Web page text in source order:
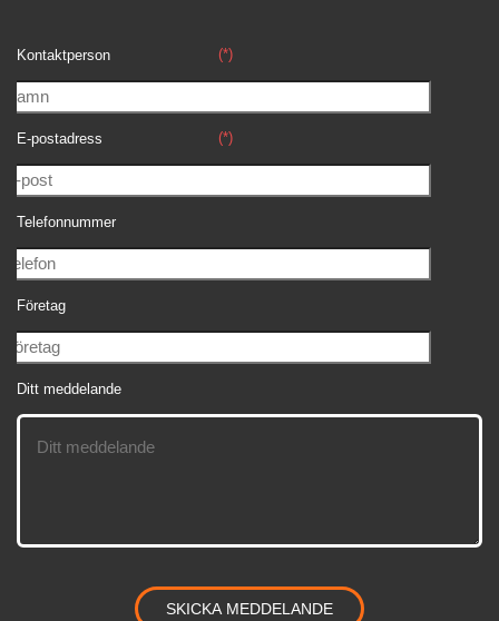
Kontaktperson (*)
E-postadress (*)
Telefonnummer
Företag
Ditt meddelande